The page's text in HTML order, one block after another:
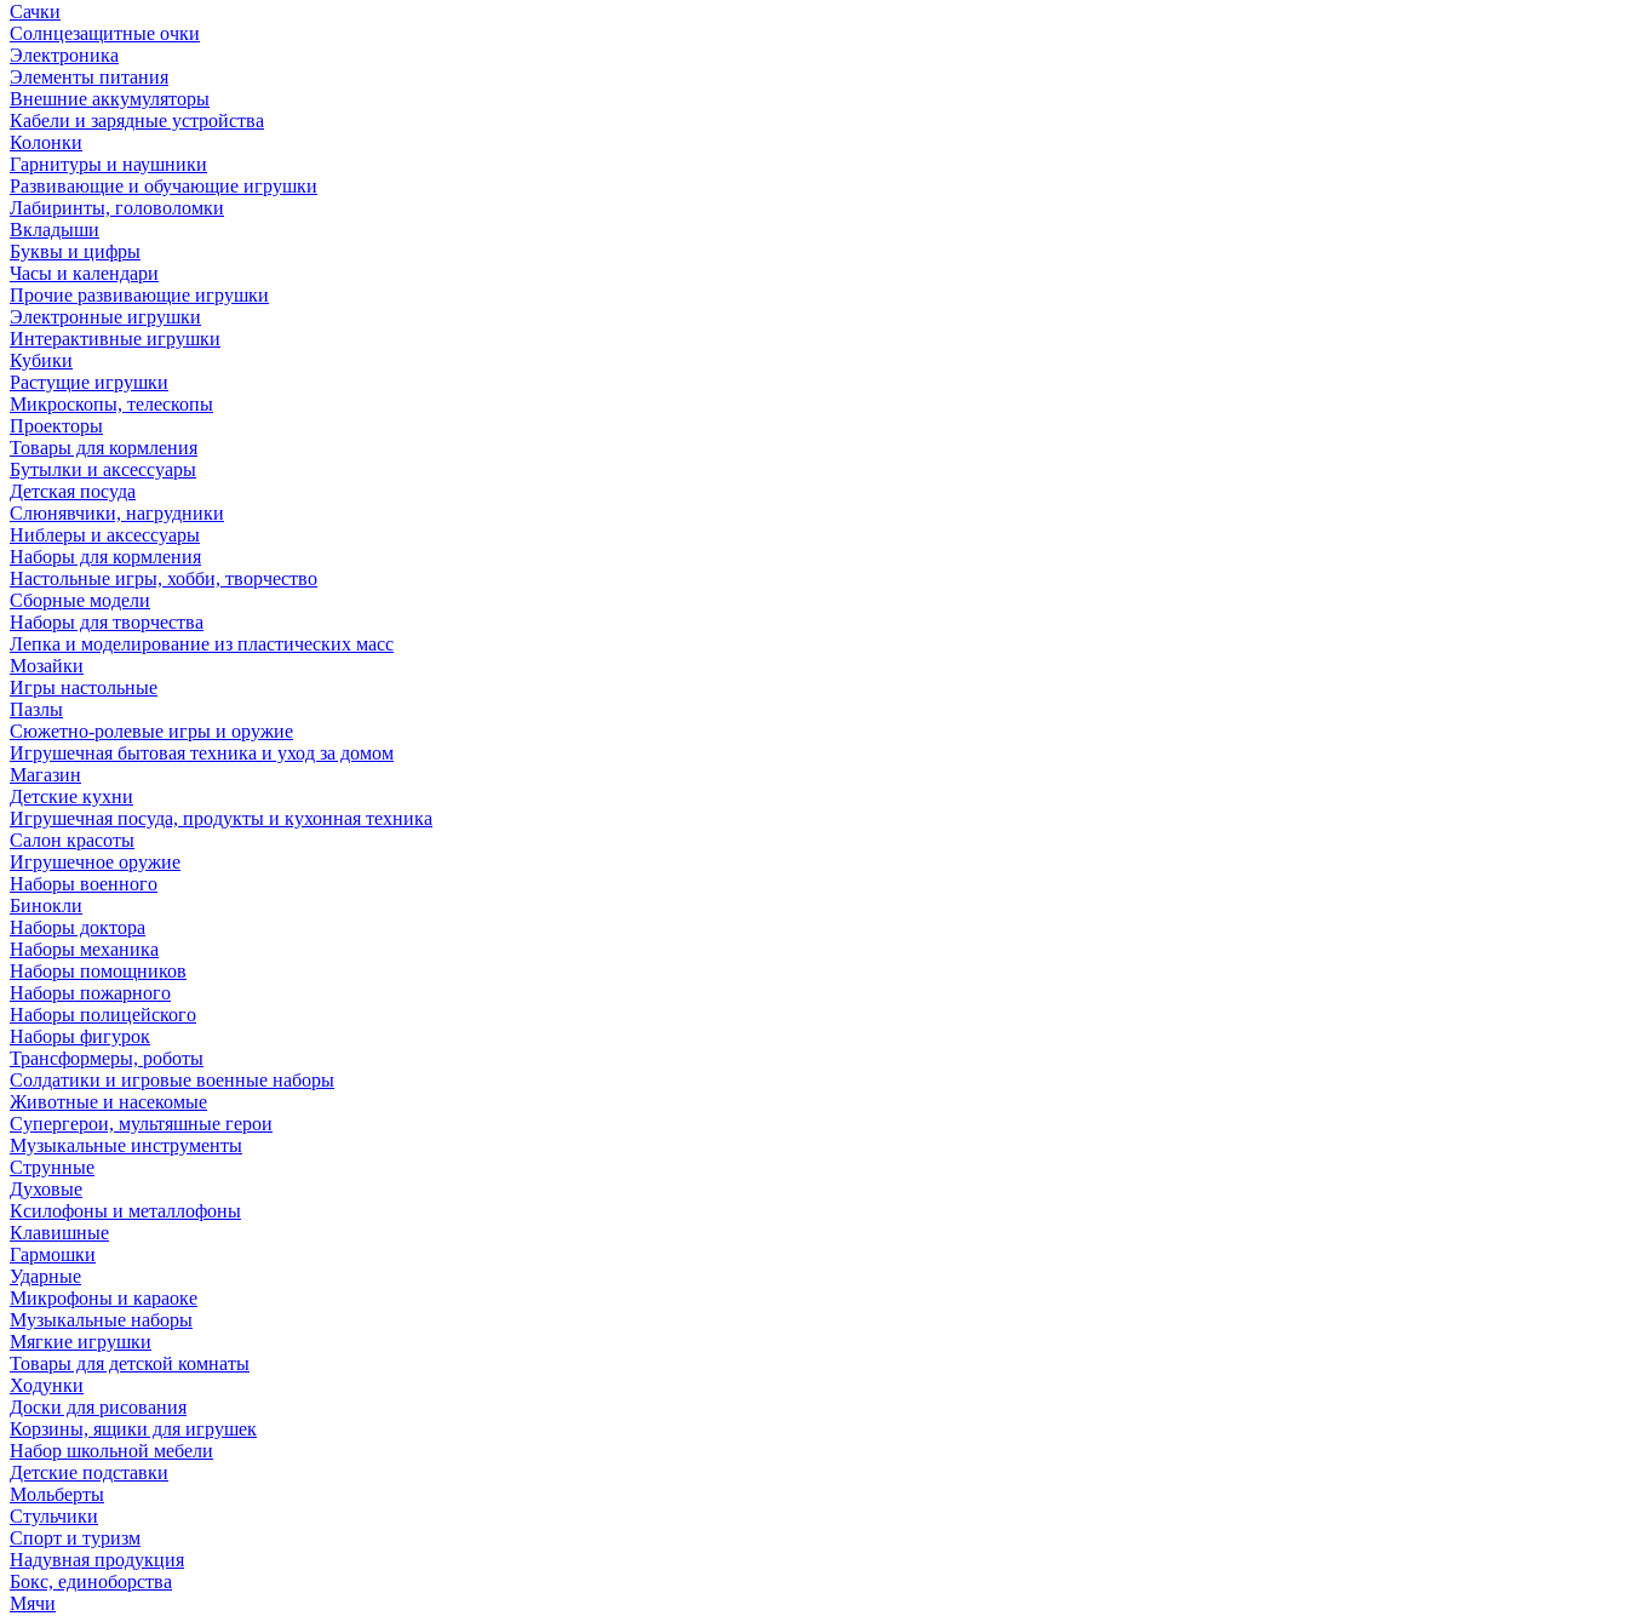
Сачки
Солнцезащитные очки
Электроника
Элементы питания
Внешние аккумуляторы
Кабели и зарядные устройства
Колонки
Гарнитуры и наушники
Развивающие и обучающие игрушки
Лабиринты, головоломки
Вкладыши
Буквы и цифры
Часы и календари
Прочие развивающие игрушки
Электронные игрушки
Интерактивные игрушки
Кубики
Растущие игрушки
Микроскопы, телескопы
Проекторы
Товары для кормления
Бутылки и аксессуары
Детская посуда
Слюнявчики, нагрудники
Ниблеры и аксессуары
Наборы для кормления
Настольные игры, хобби, творчество
Сборные модели
Наборы для творчества
Лепка и моделирование из пластических масс
Мозайки
Игры настольные
Пазлы
Сюжетно-ролевые игры и оружие
Игрушечная бытовая техника и уход за домом
Магазин
Детские кухни
Игрушечная посуда, продукты и кухонная техника
Салон красоты
Игрушечное оружие
Наборы военного
Бинокли
Наборы доктора
Наборы механика
Наборы помощников
Наборы пожарного
Наборы полицейского
Наборы фигурок
Трансформеры, роботы
Солдатики и игровые военные наборы
Животные и насекомые
Супергерои, мультяшные герои
Музыкальные инструменты
Струнные
Духовые
Ксилофоны и металлофоны
Клавишные
Гармошки
Ударные
Микрофоны и караоке
Музыкальные наборы
Мягкие игрушки
Товары для детской комнаты
Ходунки
Доски для рисования
Корзины, ящики для игрушек
Набор школьной мебели
Детские подставки
Мольберты
Стульчики
Спорт и туризм
Надувная продукция
Бокс, единоборства
Мячи